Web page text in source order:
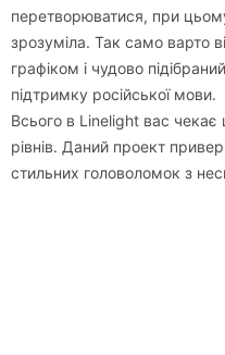
перетворюватися, при
зрозуміла. Так само варто
графіком і чудово
підтримку російської мови.
Всього в Linelight вас чекає
рівнів. Даний проект
стильних головоломок з